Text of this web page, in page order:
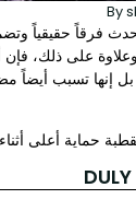
By
فرقاً حقيقياً
على ذلك،
تسبب أيضاً